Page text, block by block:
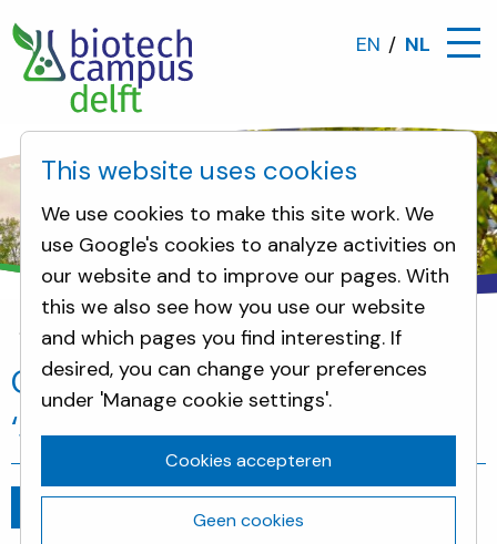
EN NL
Nieuws Grote Kantoor gaat weer ‘schitteren en
Grote Kantoor gaat weer
‘schitteren en schijnen’
This website uses cookies
We use cookies to make this site work. We
use Google's cookies to analyze activities on
our website and to improve our pages. With
this we also see how you use our website
and which pages you find interesting. If
desired, you can change your preferences
under 'Manage cookie settings'.
Cookies accepteren
Geen cookies